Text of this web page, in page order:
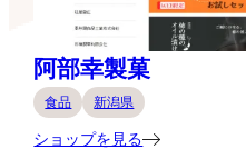
阿部幸製菓
食品 新潟県
ショップを見る